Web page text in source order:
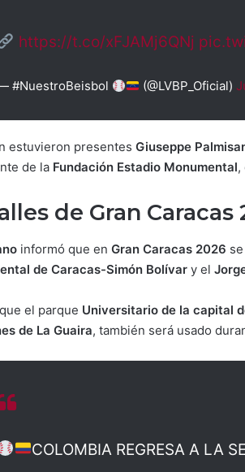
https://t.co/xFJAMj6QNj
#NuestroBeisbol (@LVBP_Oficial)
estuvieron presentes Giuseppe
de la Fundación Estadio Monumental,
de Gran Caracas
informó que en Gran Caracas 2026
de Caracas-Simón Bolívar y el
el parque Universitario de la capital
de La Guaira, también será usado
COLOMBIA REGRESA A LA